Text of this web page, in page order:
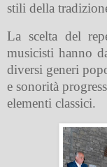
stili della
La scelta del
musicisti hanno
diversi generi
e sonorità
elementi classici.